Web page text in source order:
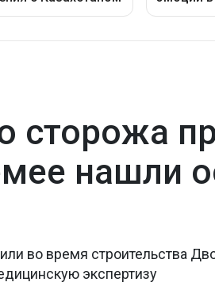
сторожа
нашли
во время строительства
экспертизу